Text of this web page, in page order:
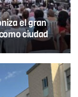
el gran
ciudad